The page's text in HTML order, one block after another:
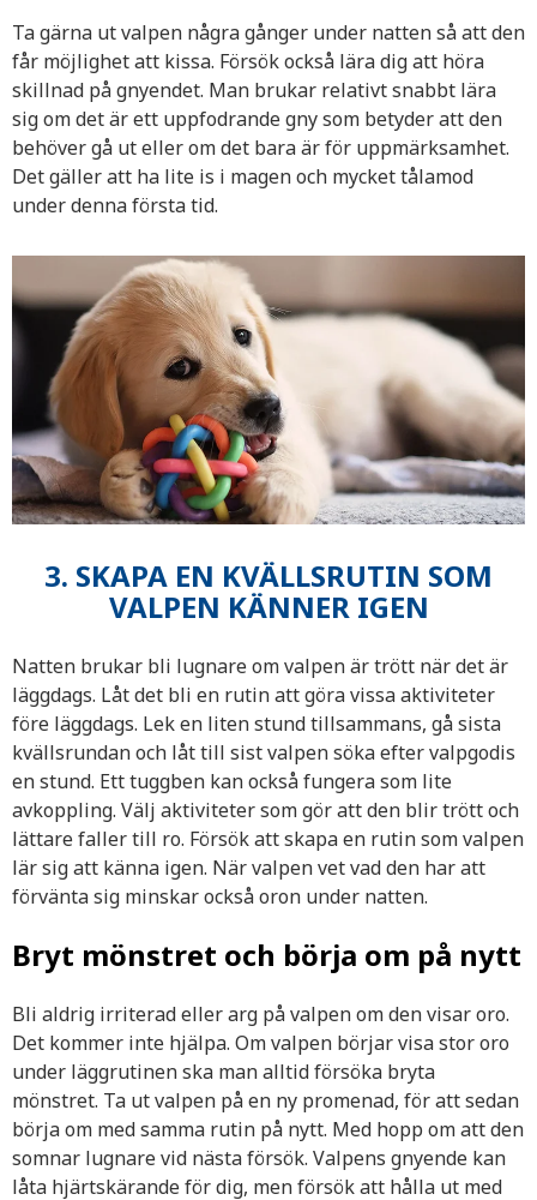
Ta gärna ut valpen några gånger under natten så att den
får möjlighet att kissa. Försök också lära dig att höra
skillnad på gnyendet. Man brukar relativt snabbt lära
sig om det är ett uppfodrande gny som betyder att den
behöver gå ut eller om det bara är för uppmärksamhet.
Det gäller att ha lite is i magen och mycket tålamod
under denna första tid.
3. SKAPA EN KVÄLLSRUTIN SOM
VALPEN KÄNNER IGEN
Natten brukar bli lugnare om valpen är trött när det är
läggdags. Låt det bli en rutin att göra vissa aktiviteter
före läggdags. Lek en liten stund tillsammans, gå sista
kvällsrundan och låt till sist valpen söka efter valpgodis
en stund. Ett tuggben kan också fungera som lite
avkoppling. Välj aktiviteter som gör att den blir trött och
lättare faller till ro. Försök att skapa en rutin som valpen
lär sig att känna igen. När valpen vet vad den har att
förvänta sig minskar också oron under natten.
Bryt mönstret och börja om på nytt
Bli aldrig irriterad eller arg på valpen om den visar oro.
Det kommer inte hjälpa. Om valpen börjar visa stor oro
under läggrutinen ska man alltid försöka bryta
mönstret. Ta ut valpen på en ny promenad, för att sedan
börja om med samma rutin på nytt. Med hopp om att den
somnar lugnare vid nästa försök. Valpens gnyende kan
låta hjärtskärande för dig, men försök att hålla ut med